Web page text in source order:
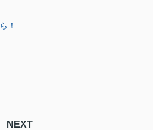
！
NEXT